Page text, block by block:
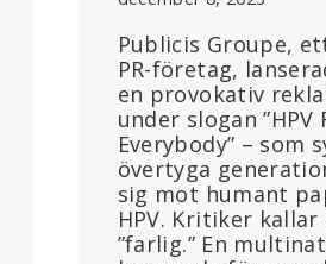
Publicis Groupe,
PR-företag,
en provokativ
under slogan ”HPV
Everybody” –
övertyga
sig mot humant
HPV. Kritiker
”farlig.” En